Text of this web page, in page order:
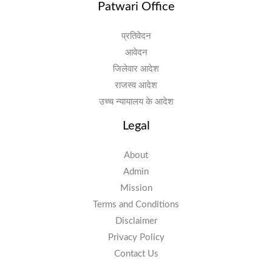
Patwari Office
प्रतिवेदन
आवेदन
जिलेवार आदेश
राजस्व आदेश
उच्च न्यायालय के आदेश
Legal
About
Admin
Mission
Terms and Conditions
Disclaimer
Privacy Policy
Contact Us